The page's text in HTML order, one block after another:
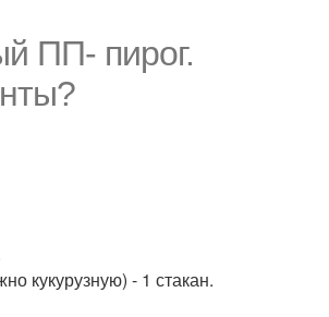
ПП- пирог.
кукурузную) - 1 стакан.